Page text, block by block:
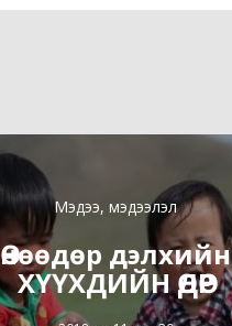
Мэдээ, мэдээлэл
Өнөөдөр дэлхийн
ХҮҮХДИЙН ӨДӨР